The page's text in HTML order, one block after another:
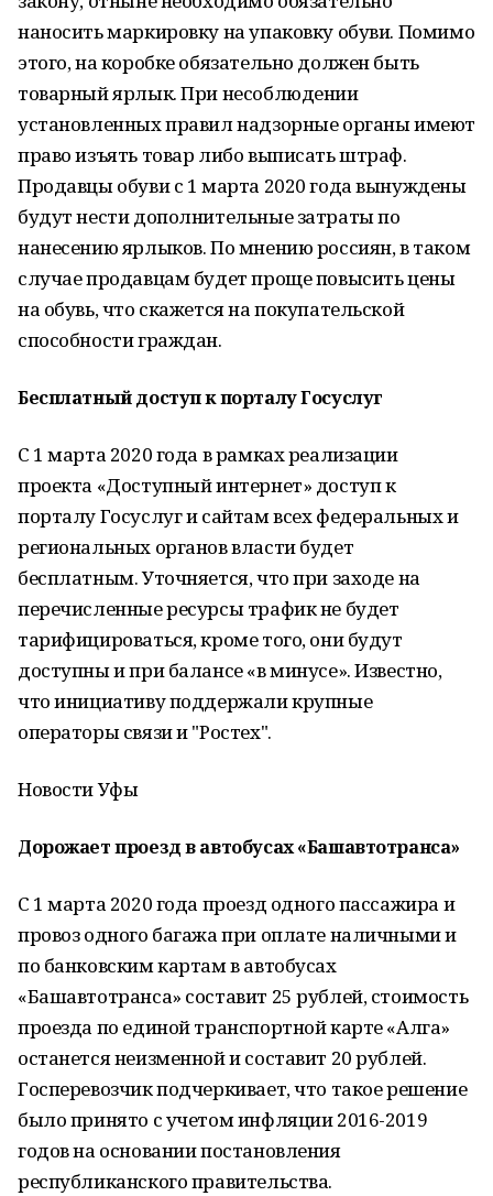
наносить маркировку на упаковку обуви. Помимо
этого, на коробке обязательно должен быть
товарный ярлык. При несоблюдении
установленных правил надзорные органы имеют
право изъять товар либо выписать штраф.
Продавцы обуви с 1 марта 2020 года вынуждены
будут нести дополнительные затраты по
нанесению ярлыков. По мнению россиян, в таком
случае продавцам будет проще повысить цены
на обувь, что скажется на покупательской
способности граждан.
Бесплатный доступ к порталу Госуслуг
С 1 марта 2020 года в рамках реализации
проекта «Доступный интернет» доступ к
порталу Госуслуг и сайтам всех федеральных и
региональных органов власти будет
бесплатным. Уточняется, что при заходе на
перечисленные ресурсы трафик не будет
тарифицироваться, кроме того, они будут
доступны и при балансе «в минусе». Известно,
что инициативу поддержали крупные
операторы связи и "Ростех".
Новости Уфы
Дорожает проезд в автобусах «Башавтотранса»
С 1 марта 2020 года проезд одного пассажира и
провоз одного багажа при оплате наличными и
по банковским картам в автобусах
«Башавтотранса» составит 25 рублей, стоимость
проезда по единой транспортной карте «Алга»
останется неизменной и составит 20 рублей.
Госперевозчик подчеркивает, что такое решение
было принято с учетом инфляции 2016-2019
годов на основании постановления
республиканского правительства.